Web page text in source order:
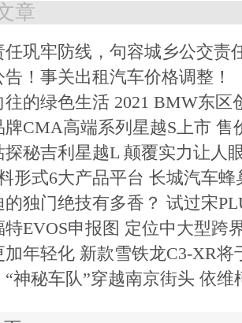
章
任巩牢防线，句容城乡公交责
！事关出租汽车价格调整！
往的绿色生活 2021 BMW东区
牌CMA高端系列星越S上市 售
探秘吉利星越L 颠覆实力让人
形式6大产品平台 长城汽车蜂
的独门绝技有多香？ 试过宋
特EVOS申报图 定位中大型跨
年轻化 新款雪铁龙C3-XR将
“神秘车队”穿越南京街头 依维